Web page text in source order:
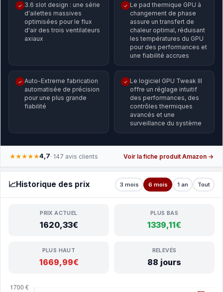
✓ 3.6 slot design : une série
d'ailettes massives
optimisées pour le flux
d'air des trois ventilateurs
axiaux
✓ Le pad thermique GPU à
changement de phase
assure un transfert de
chaleur optimal, réduisant
les températures du GPU
pour des performances et
une fiabilité accrues
✓ Auto-Extreme fabrication
automatisée de précision
pour une plus grande
fiabilité
✓ Le logiciel GPU Tweak III
offre un réglage intuitif
des performances, des
contrôles thermiques
avancés et une
surveillance du système
★★★★★4,7· 147 avis clients Voir la fiche produit Amazon →
📈Historique des prix 3 mois 6 mois 1 an Tout
PRIX ACTUEL
1620,33€
PLUS BAS
1339,11€
PLUS HAUT
1669,99€
RELEVÉS
88 jours